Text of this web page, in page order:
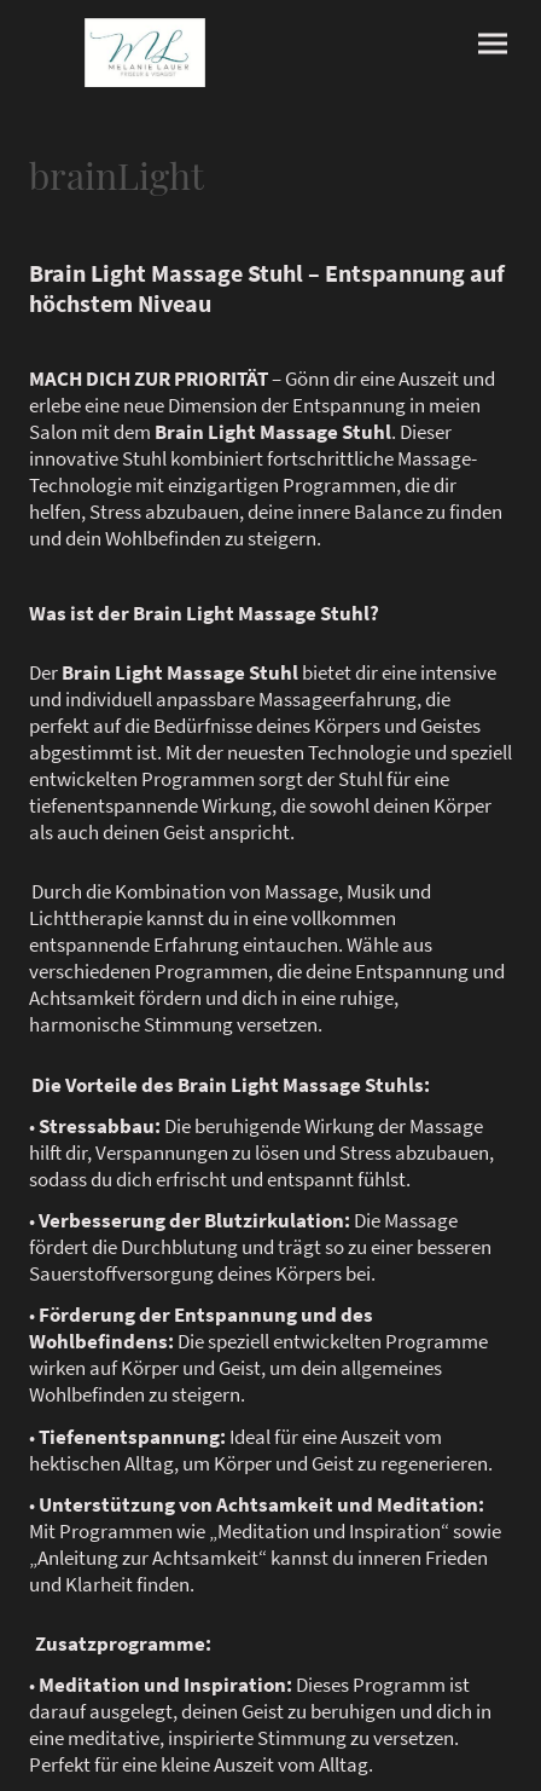
brainLight
Brain Light Massage Stuhl – Entspannung auf
höchstem Niveau
MACH DICH ZUR PRIORITÄT– Gönn dir eine Auszeit und
erlebe eine neue Dimension der Entspannung in meien
Salon mit dem Brain Light Massage Stuhl. Dieser
innovative Stuhl kombiniert fortschrittliche Massage-
Technologie mit einzigartigen Programmen, die dir
helfen, Stress abzubauen, deine innere Balance zu finden
und dein Wohlbefinden zu steigern.
Was ist der Brain Light Massage Stuhl?
DerBrain Light Massage Stuhlbietet dir eine intensive
und individuell anpassbare Massageerfahrung, die
perfekt auf die Bedürfnisse deines Körpers und Geistes
abgestimmt ist. Mit der neuesten Technologie und speziell
entwickelten Programmen sorgt der Stuhl für eine
tiefenentspannende Wirkung, die sowohl deinen Körper
als auch deinen Geist anspricht.
Durch die Kombination von Massage, Musik und
Lichttherapie kannst du in eine vollkommen
entspannende Erfahrung eintauchen. Wähle aus
verschiedenen Programmen, die deine Entspannung und
Achtsamkeit fördern und dich in eine ruhige,
harmonische Stimmung versetzen.
Die Vorteile des Brain Light Massage Stuhls:
•Stressabbau: Die beruhigende Wirkung der Massage
hilft dir, Verspannungen zu lösen und Stress abzubauen,
sodass du dich erfrischt und entspannt fühlst.
•Verbesserung der Blutzirkulation: Die Massage
fördert die Durchblutung und trägt so zu einer besseren
Sauerstoffversorgung deines Körpers bei.
•Förderung der Entspannung und des
Wohlbefindens: Die speziell entwickelten Programme
wirken auf Körper und Geist, um dein allgemeines
Wohlbefinden zu steigern.
•Tiefenentspannung: Ideal für eine Auszeit vom
hektischen Alltag, um Körper und Geist zu regenerieren.
•Unterstützung von Achtsamkeit und Meditation:
Mit Programmen wie „Meditation und Inspiration“ sowie
„Anleitung zur Achtsamkeit“ kannst du inneren Frieden
und Klarheit finden.
Zusatzprogramme:
•Meditation und Inspiration: Dieses Programm ist
darauf ausgelegt, deinen Geist zu beruhigen und dich in
eine meditative, inspirierte Stimmung zu versetzen.
Perfekt für eine kleine Auszeit vom Alltag.